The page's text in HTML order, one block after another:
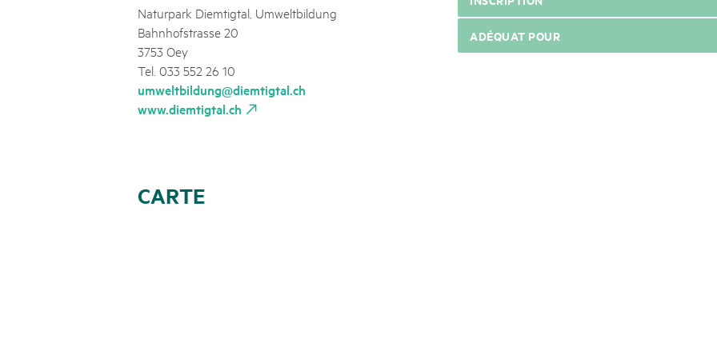
ADÉQUAT POUR
Naturpark Diemtigtal, Umweltbildung
Bahnhofstrasse 20
3753 Oey
Tel. 033 552 26 10
umweltbildung@diemtigtal.ch
www.diemtigtal.ch
CARTE